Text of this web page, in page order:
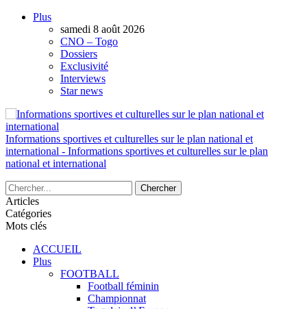
Plus
samedi 8 août 2026
CNO – Togo
Dossiers
Exclusivité
Interviews
Star news
Informations sportives et culturelles sur le plan national et
international - Informations sportives et culturelles sur le plan
national et international
Articles
Catégories
Mots clés
ACCUEIL
Plus
FOOTBALL
Football féminin
Championnat
AUTORISATION DE LA HAAC N°0134/HAAC/12-
2025/PL/P